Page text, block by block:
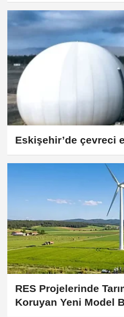
Eskişehir’de çevreci
RES Projelerinde
Koruyan Yeni Model